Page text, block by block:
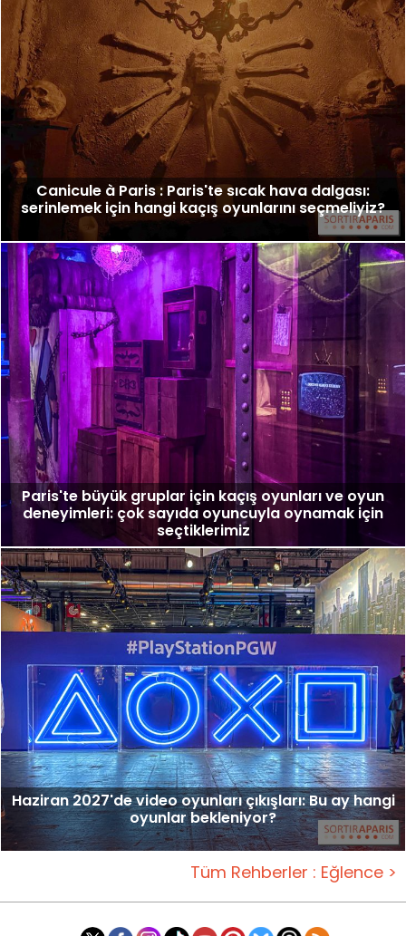
Canicule à Paris : Paris'te sıcak hava dalgası:
serinlemek için hangi kaçış oyunlarını seçmeliyiz?
Paris'te büyük gruplar için kaçış oyunları ve oyun
deneyimleri: çok sayıda oyuncuyla oynamak için
seçtiklerimiz
Haziran 2027'de video oyunları çıkışları: Bu ay hangi
oyunlar bekleniyor?
Tüm Rehberler : Eğlence >